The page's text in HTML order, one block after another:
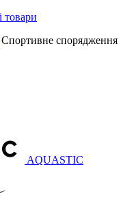
Спортивне спорядження
AQUASTIC